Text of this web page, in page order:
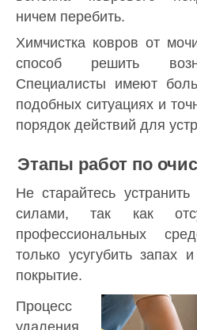
ничем перебить.
Химчистка ковров от
способ решить
Специалисты имеют
подобных ситуациях и
порядок действий для
Этапы работ по
Не старайтесь
силами, так как
профессиональных
только усугубить запах
покрытие.
Процесс
удаления